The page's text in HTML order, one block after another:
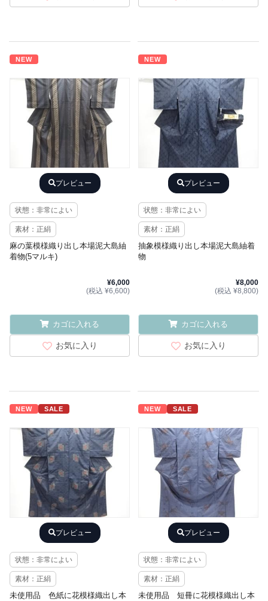
NEW
プレビュー
状態：非常によい
素材：正絹
麻の葉模様織り出し本場泥大島紬
着物(5マルキ)
¥6,000
(税込 ¥6,600)
カゴに入れる
お気に入り
NEW
プレビュー
状態：非常によい
素材：正絹
抽象模様織り出し本場泥大島紬着
物
¥8,000
(税込 ¥8,800)
カゴに入れる
お気に入り
NEW SALE
プレビュー
状態：非常によい
素材：正絹
未使用品 色紙に花模様織出し本
NEW SALE
プレビュー
状態：非常によい
素材：正絹
未使用品 短冊に花模様織出し本